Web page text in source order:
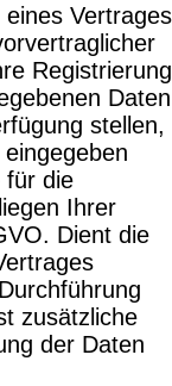
Vertrages
Registrierung
Daten
stellen,
für die
Ihrer
Dient die
zusätzliche
der Daten